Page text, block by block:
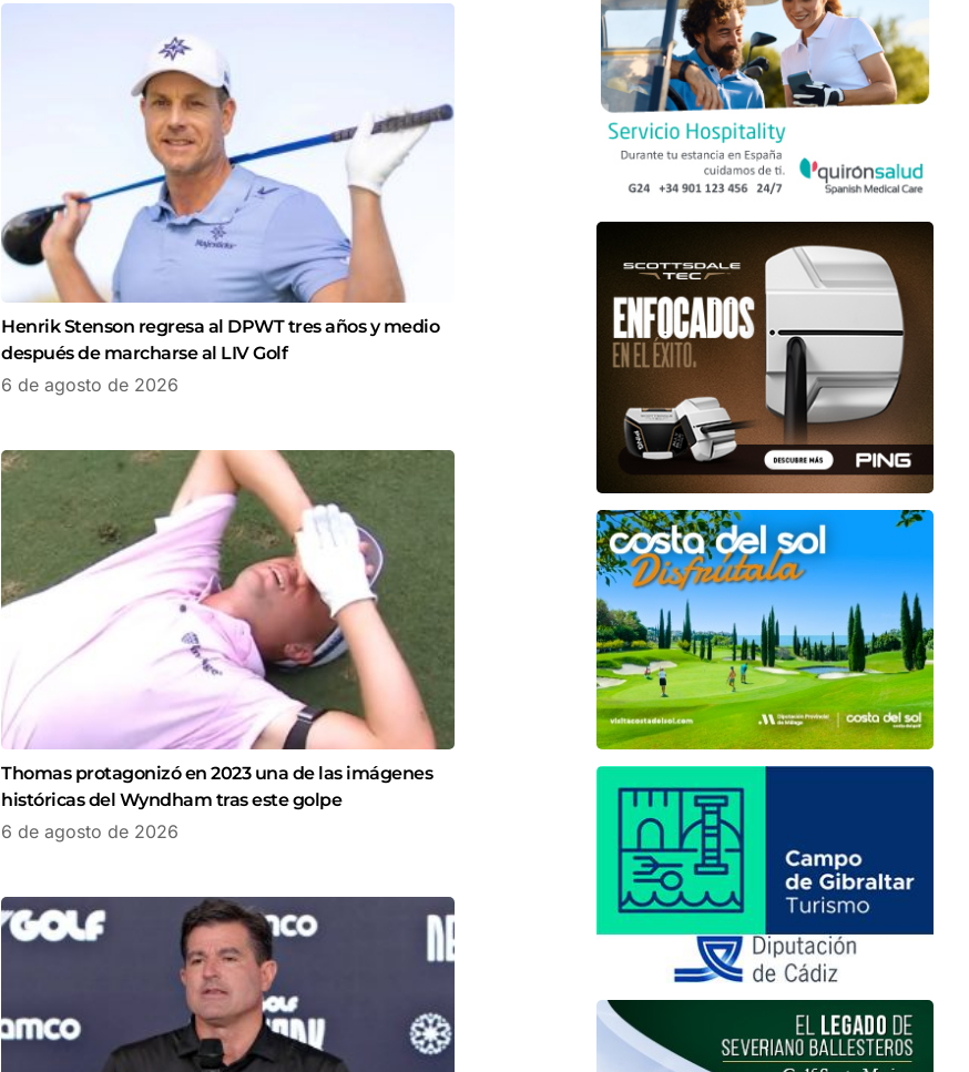
Henrik Stenson regresa al DPWT tres años y medio
después de marcharse al LIV Golf
6 de agosto de 2026
Thomas protagonizó en 2023 una de las imágenes
históricas del Wyndham tras este golpe
6 de agosto de 2026